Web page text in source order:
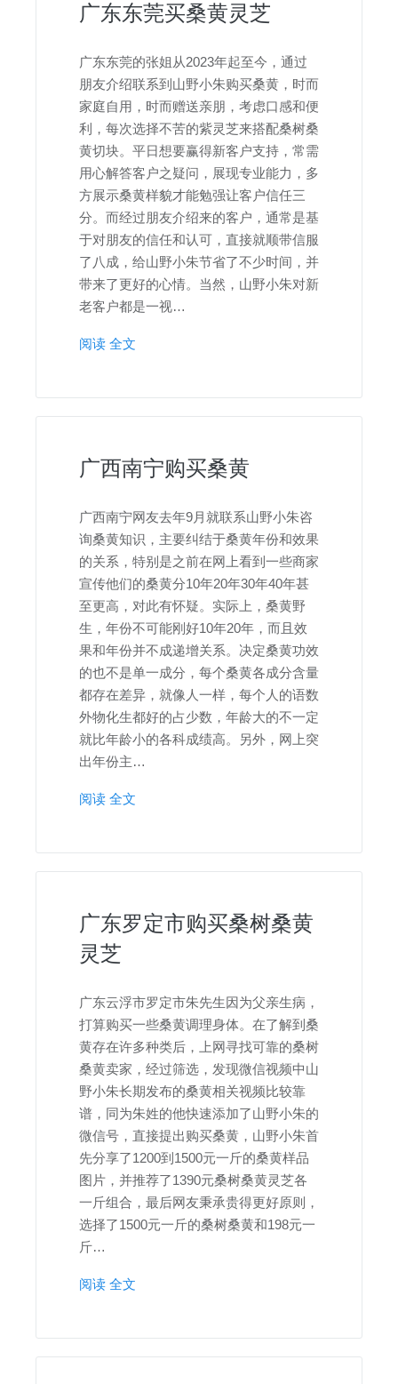
广东东莞买桑黄灵芝
广东东莞的张姐从2023年起至今，通过
朋友介绍联系到山野小朱购买桑黄，时而
家庭自用，时而赠送亲朋，考虑口感和便
利，每次选择不苦的紫灵芝来搭配桑树桑
黄切块。平日想要赢得新客户支持，常需
用心解答客户之疑问，展现专业能力，多
方展示桑黄样貌才能勉强让客户信任三
分。而经过朋友介绍来的客户，通常是基
于对朋友的信任和认可，直接就顺带信服
了八成，给山野小朱节省了不少时间，并
带来了更好的心情。当然，山野小朱对新
老客户都是一视…
阅读 全文
广西南宁购买桑黄
广西南宁网友去年9月就联系山野小朱咨
询桑黄知识，主要纠结于桑黄年份和效果
的关系，特别是之前在网上看到一些商家
宣传他们的桑黄分10年20年30年40年甚
至更高，对此有怀疑。实际上，桑黄野
生，年份不可能刚好10年20年，而且效
果和年份并不成递增关系。决定桑黄功效
的也不是单一成分，每个桑黄各成分含量
都存在差异，就像人一样，每个人的语数
外物化生都好的占少数，年龄大的不一定
就比年龄小的各科成绩高。另外，网上突
出年份主…
阅读 全文
广东罗定市购买桑树桑黄
灵芝
广东云浮市罗定市朱先生因为父亲生病，
打算购买一些桑黄调理身体。在了解到桑
黄存在许多种类后，上网寻找可靠的桑树
桑黄卖家，经过筛选，发现微信视频中山
野小朱长期发布的桑黄相关视频比较靠
谱，同为朱姓的他快速添加了山野小朱的
微信号，直接提出购买桑黄，山野小朱首
先分享了1200到1500元一斤的桑黄样品
图片，并推荐了1390元桑树桑黄灵芝各
一斤组合，最后网友秉承贵得更好原则，
选择了1500元一斤的桑树桑黄和198元一
斤…
阅读 全文